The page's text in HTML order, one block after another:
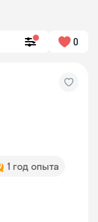
0
1 год опыта